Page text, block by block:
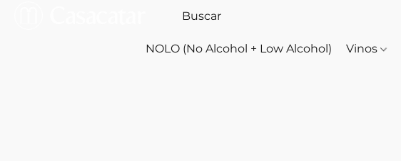
NOLO (No Alcohol + Low Alcohol) Vinos